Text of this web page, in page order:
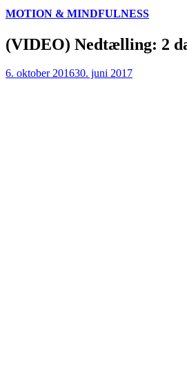
Skip
content
MOTION & MINDFULNESS
(VIDEO) Nedtælling: 2
6. oktober 201630. juni 2017